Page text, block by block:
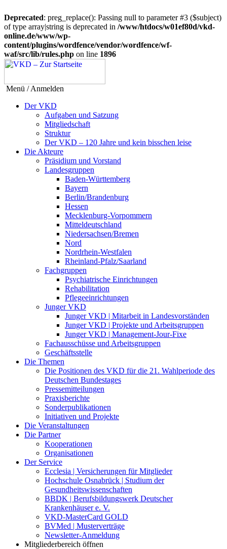
Deprecated: preg_replace(): Passing null to parameter #3 ($subject)
of type array|string is deprecated in /www/htdocs/w01ef80d/vkd-
online.de/www/wp-
content/plugins/wordfence/vendor/wordfence/wf-
waf/src/lib/rules.php on line 1896
Menü / Anmelden
Der VKD
Aufgaben und Satzung
Mitgliedschaft
Struktur
Der VKD – 120 Jahre und kein bisschen leise
Die Akteure
Präsidium und Vorstand
Landesgruppen
Baden-Württemberg
Bayern
Berlin/Brandenburg
Hessen
Mecklenburg-Vorpommern
Mitteldeutschland
Niedersachsen/Bremen
Nord
Nordrhein-Westfalen
Rheinland-Pfalz/Saarland
Fachgruppen
Psychiatrische Einrichtungen
Rehabilitation
Pflegeeinrichtungen
Junger VKD
Junger VKD | Mitarbeit in Landesvorständen
Junger VKD | Projekte und Arbeitsgruppen
Junger VKD | Management-Jour-Fixe
Fachausschüsse und Arbeitsgruppen
Geschäftsstelle
Die Themen
Die Positionen des VKD für die 21. Wahlperiode des
Deutschen Bundestages
Pressemitteilungen
Praxisberichte
Sonderpublikationen
Initiativen und Projekte
Die Veranstaltungen
Die Partner
Kooperationen
Organisationen
Der Service
Ecclesia | Versicherungen für Mitglieder
Hochschule Osnabrück | Studium der
Gesundheitswissenschaften
BBDK | Berufsbildungswerk Deutscher
Krankenhäuser e. V.
VKD-MasterCard GOLD
BVMed | Musterverträge
Newsletter-Anmeldung
Mitgliederbereich öffnen